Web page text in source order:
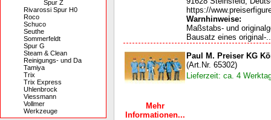
Spur Z
Rivarossi Spur H0
Roco
Schuco
Seuthe
Sommerfeldt
Spur G
Steam & Clean
Reinigungs- und Da
Tamiya
Trix
Trix Express
Uhlenbrock
Viessmann
Vollmer
Werkzeuge
https://
Warnhinweise:
Maßstabs- und
Bausatz eines original-
Mehr
Informationen...
Paul M. Preiser KG
(Art.Nr. 65302)
Lieferzeit: ca. 4